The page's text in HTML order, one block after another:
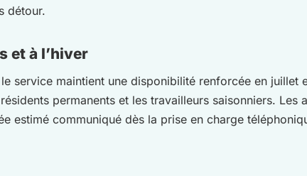
détour.
et à l’hiver
service maintient une disponibilité renforcée en juillet
permanents et les travailleurs saisonniers. Les
estimé communiqué dès la prise en charge